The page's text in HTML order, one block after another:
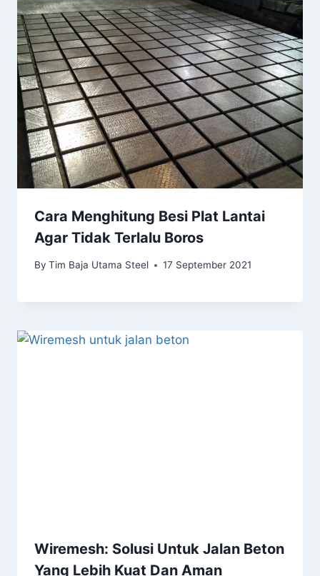
Cara Menghitung Besi Plat Lantai
Agar Tidak Terlalu Boros
By Tim Baja Utama Steel 17 September 2021
Wiremesh: Solusi Untuk Jalan Beton
Yang Lebih Kuat Dan Aman